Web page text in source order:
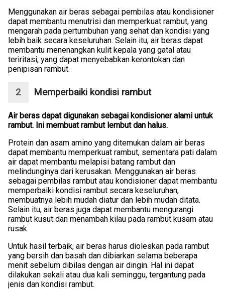
Menggunakan air beras sebagai pembilas atau kondisioner
dapat membantu menutrisi dan memperkuat rambut, yang
mengarah pada pertumbuhan yang sehat dan kondisi yang
lebih baik secara keseluruhan. Selain itu, air beras dapat
membantu menenangkan kulit kepala yang gatal atau
teriritasi, yang dapat menyebabkan kerontokan dan
penipisan rambut.
Memperbaiki kondisi rambut
Air beras dapat digunakan sebagai kondisioner alami untuk
rambut. Ini membuat rambut lembut dan halus.
Protein dan asam amino yang ditemukan dalam air beras
dapat membantu memperkuat rambut, sementara pati dalam
air dapat membantu melapisi batang rambut dan
melindunginya dari kerusakan. Menggunakan air beras
sebagai pembilas rambut atau kondisioner dapat membantu
memperbaiki kondisi rambut secara keseluruhan,
membuatnya lebih mudah diatur dan lebih mudah ditata.
Selain itu, air beras juga dapat membantu mengurangi
rambut kusut dan menambah kilau pada rambut kusam atau
rusak.
Untuk hasil terbaik, air beras harus dioleskan pada rambut
yang bersih dan basah dan dibiarkan selama beberapa
menit sebelum dibilas dengan air dingin. Hal ini dapat
dilakukan sekali atau dua kali seminggu, tergantung pada
jenis dan kondisi rambut.